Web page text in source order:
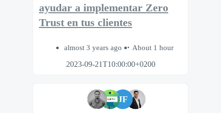
ayudar a implementar Zero
Trust en tus clientes
almost 3 years ago
About 1 hour
2023-09-21T10:00:00+0200
JF